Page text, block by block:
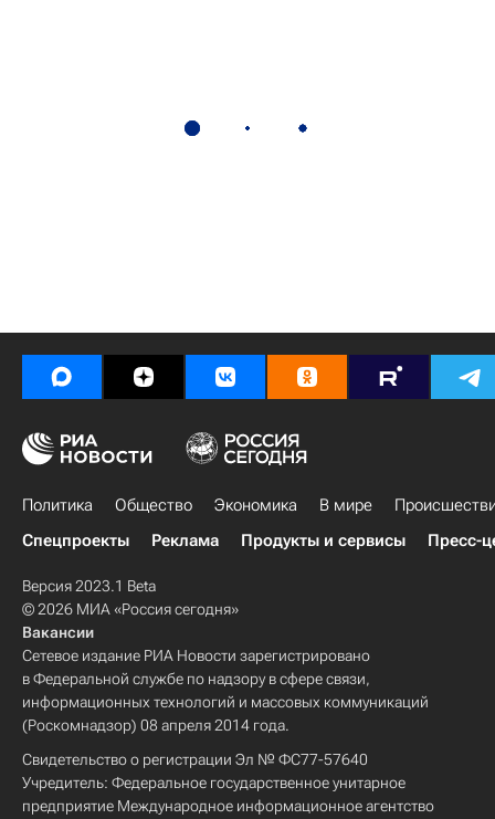
Политика Общество Экономика В мире
Спецпроекты
Реклама Продукты и сервисы Пресс-
Версия 2023.1 Beta
© 2026 МИА «Россия сегодня»
Вакансии
Сетевое издание РИА Новости зарегистрировано
в Федеральной службе по надзору в сфере связи,
информационных технологий и массовых коммуникаций
(Роскомнадзор) 08 апреля 2014 года.
Свидетельство о регистрации Эл № ФС77-57640
Учредитель: Федеральное государственное унитарное
предприятие Международное информационное агентство